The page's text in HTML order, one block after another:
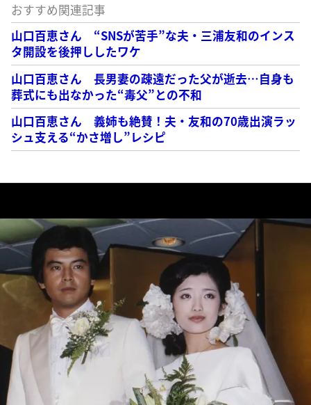
おすすめ関連記事
山口百恵さん “SNSが苦手”な夫・三浦友和のインス
タ開設を後押ししたワケ
山口百恵さん 長男妻の疎遠だった父が逝去…自身も
葬式にも出なかった“毒父”との不和
山口百恵さん 義姉も絶賛！夫・友和の70歳出演ラッ
シュ支える“かさ増し”レシピ